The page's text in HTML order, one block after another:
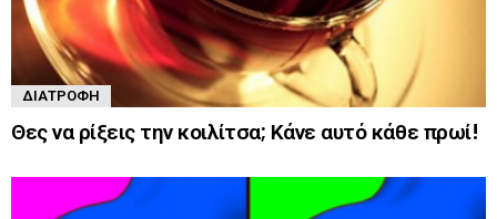
ΔΙΑΤΡΟΦΉ
Θες να ρίξεις την κοιλίτσα; Κάνε αυτό κάθε πρωί!